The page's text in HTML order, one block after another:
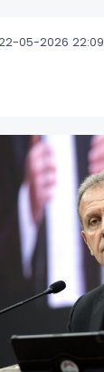
05-2026 22:09